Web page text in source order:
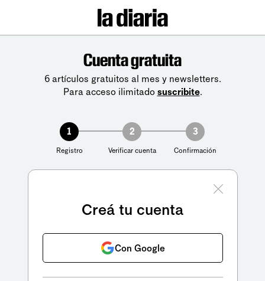
Cuenta gratuita
6 artículos gratuitos al mes y newsletters.
Para acceso ilimitado suscribite.
1
Registro
2
Verificar cuenta
3
Confirmación
Creá tu cuenta
Con Google